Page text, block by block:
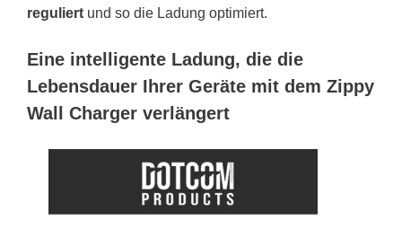
reguliert und so die Ladung optimiert.
Eine intelligente Ladung, die die
Lebensdauer Ihrer Geräte mit dem Zippy
Wall Charger verlängert